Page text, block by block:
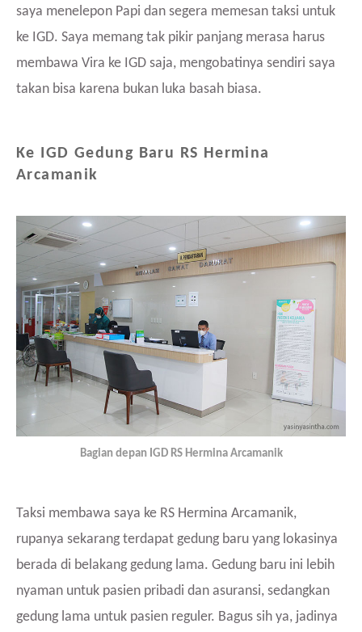
saya menelepon Papi dan segera memesan taksi untuk
ke IGD. Saya memang tak pikir panjang merasa harus
membawa Vira ke IGD saja, mengobatinya sendiri saya
takan bisa karena bukan luka basah biasa.
Ke IGD Gedung Baru RS Hermina
Arcamanik
Bagian depan IGD RS Hermina Arcamanik
Taksi membawa saya ke RS Hermina Arcamanik,
rupanya sekarang terdapat gedung baru yang lokasinya
berada di belakang gedung lama. Gedung baru ini lebih
nyaman untuk pasien pribadi dan asuransi, sedangkan
gedung lama untuk pasien reguler. Bagus sih ya, jadinya